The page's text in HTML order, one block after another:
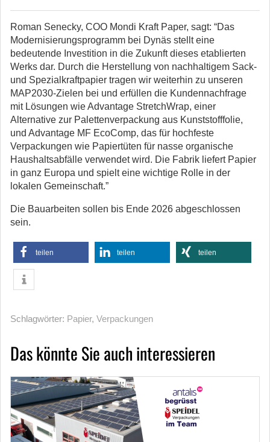
Roman Senecky, COO Mondi Kraft Paper, sagt: “Das
Modernisierungsprogramm bei Dynäs stellt eine
bedeutende Investition in die Zukunft dieses etablierten
Werks dar. Durch die Herstellung von nachhaltigem Sack-
und Spezialkraftpapier tragen wir weiterhin zu unseren
MAP2030-Zielen bei und erfüllen die Kundennachfrage
mit Lösungen wie Advantage StretchWrap, einer
Alternative zur Palettenverpackung aus Kunststofffolie,
und Advantage MF EcoComp, das für hochfeste
Verpackungen wie Papiertüten für nasse organische
Haushaltsabfälle verwendet wird. Die Fabrik liefert Papier
in ganz Europa und spielt eine wichtige Rolle in der
lokalen Gemeinschaft.”
Die Bauarbeiten sollen bis Ende 2026 abgeschlossen
sein.
teilen teilen teilen
Schlagwörter: Papier, Verpackungen
Das könnte Sie auch interessieren